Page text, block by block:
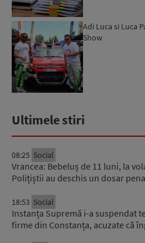
Adi Luca si Luca
Show
Ultimele stiri
08:25 Social
Vrancea: Bebeluș de 11 luni, la
Polițiștii au deschis un dosar
18:53 Social
Instanța Supremă i-a suspendat
firme din Constanța, acuzate că